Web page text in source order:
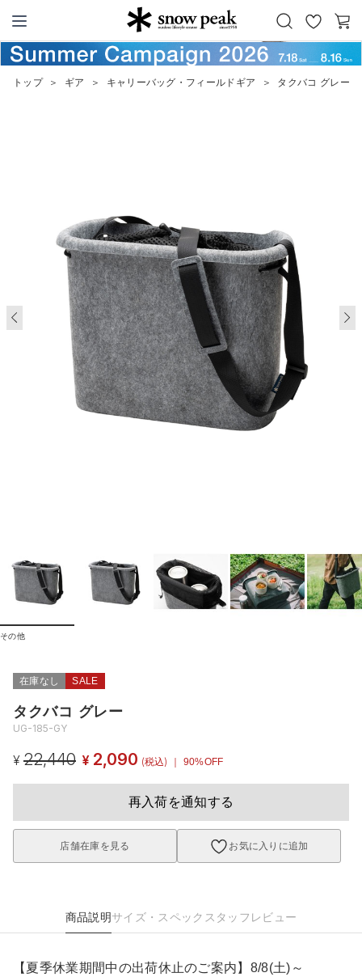
Snow Peak
お
気
カ
ー
トップ ＞ ギア ＞ キャリーバッグ・フィールドギア ＞ タクバコ グレー
その他
在庫なし SALE
タクバコ グレー
UG-185-GY
¥ 22,440 ¥ 2,090 (税込) ｜ 90%OFF
再入荷を通知する
店舗在庫を見る お気に入りに追加
商品説明サイズ・スペック スタッフレビュー
【夏季休業期間中の出荷休止のご案内】8/8(土)～